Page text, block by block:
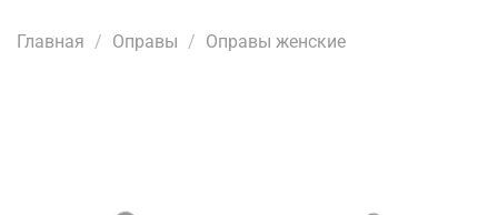
Главная Оправы Оправы женские